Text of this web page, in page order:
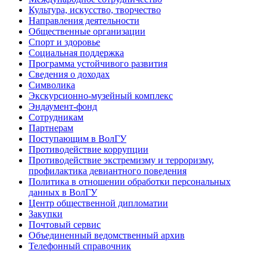
Культура, искусство, творчество
Направления деятельности
Общественные организации
Спорт и здоровье
Социальная поддержка
Программа устойчивого развития
Сведения о доходах
Символика
Экскурсионно-музейный комплекс
Эндаумент-фонд
Сотрудникам
Партнерам
Поступающим в ВолГУ
Противодействие коррупции
Противодействие экстремизму и терроризму,
профилактика девиантного поведения
Политика в отношении обработки персональных
данных в ВолГУ
Центр общественной дипломатии
Закупки
Почтовый сервис
Объединенный ведомственный архив
Телефонный справочник